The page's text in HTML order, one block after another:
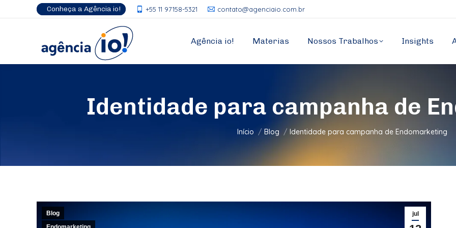
Conheça a Agência io! +55 11 97158-5321 contato@agenciaio.com.br
Agência io! Materias Nossos Trabalhos Insights
Identidade para campanha de
Você está aqui:
Início Blog Identidade para campanha de Endomarketing
jul
Blog